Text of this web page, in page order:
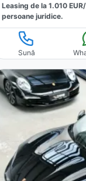
Leasing de la 1.010
persoane juridice.
Sună